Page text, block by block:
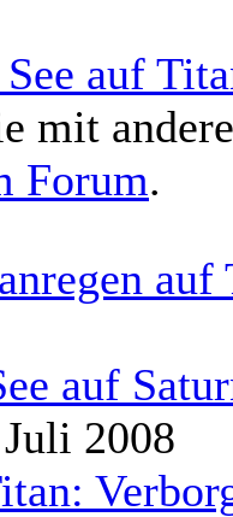
auf
mit
Forum.
auf
auf
2008